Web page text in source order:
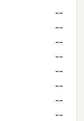
--
--
--
--
--
--
--
--